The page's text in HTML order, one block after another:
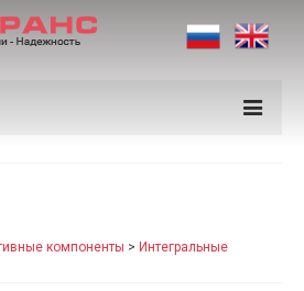
компоненты > Интегральные